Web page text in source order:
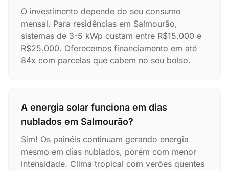
O investimento depende do seu consumo
mensal. Para residências em Salmourão,
sistemas de 3-5 kWp custam entre R$15.000 e
R$25.000. Oferecemos financiamento em até
84x com parcelas que cabem no seu bolso.
A energia solar funciona em dias
nublados em Salmourão?
Sim! Os painéis continuam gerando energia
mesmo em dias nublados, porém com menor
intensidade. Clima tropical com verões quentes